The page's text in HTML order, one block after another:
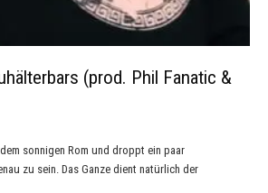
(prod. Phil Fanatic &
sonnigen Rom und droppt ein paar
zu sein. Das Ganze dient natürlich der